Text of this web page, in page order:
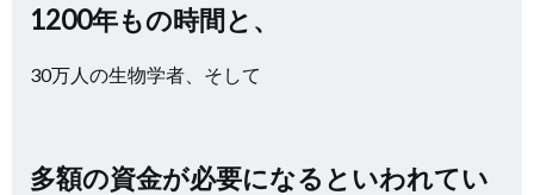
1200年もの時間と、
30万人の生物学者、そして
多額の資金が必要になるといわれてい